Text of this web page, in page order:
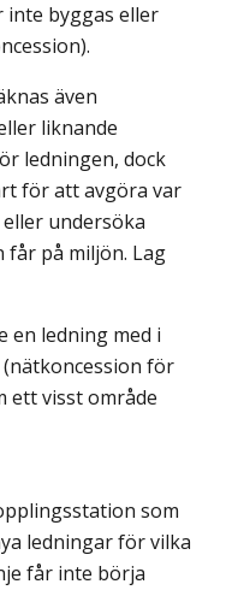
byggas eller
även
liknande
ledningen, dock
för att avgöra var
undersöka
får på miljön. Lag
en ledning med i
för
ett visst område
som
ledningar för vilka
får inte börja